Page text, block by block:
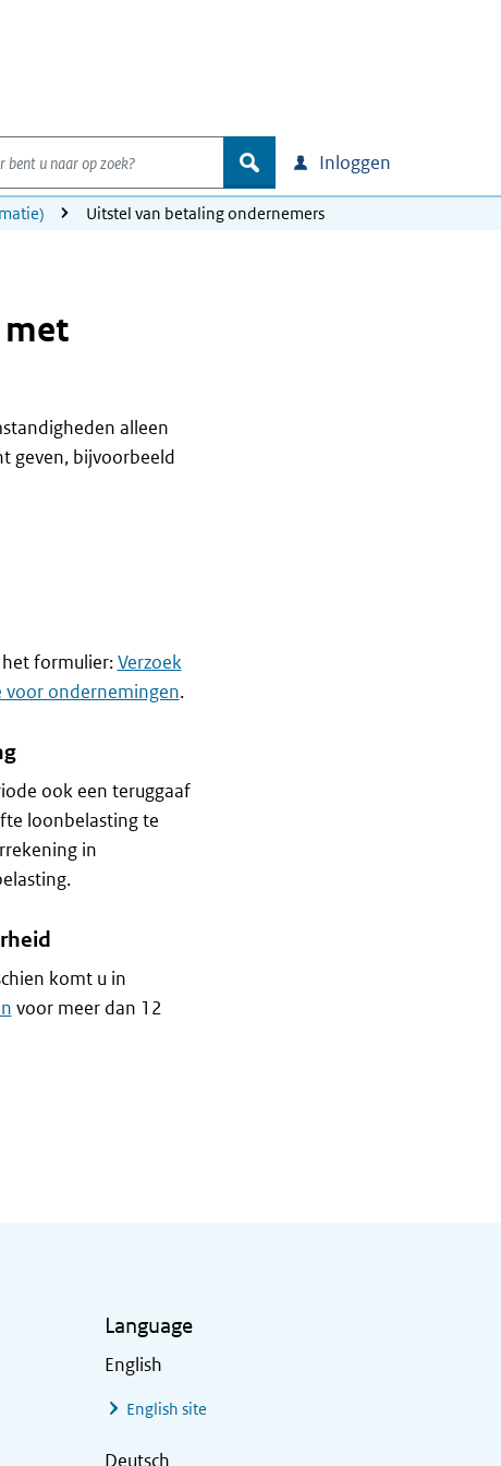
u naar op zoek?
zoek Inloggen
Uitstel van betaling ondernemers
alleen
geven, bijvoorbeeld
formulier:Verzoek
voor ondernemingen.
ook een teruggaaf
loonbelasting te
in
komt u in
voor meer dan 12
Language
English
English site
Deutsch